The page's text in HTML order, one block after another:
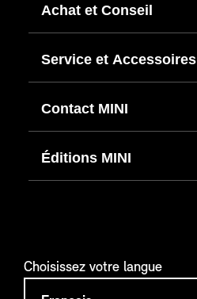
Achat et Conseil
Service et Accessoires
Contact MINI
Éditions MINI
Choisissez votre langue